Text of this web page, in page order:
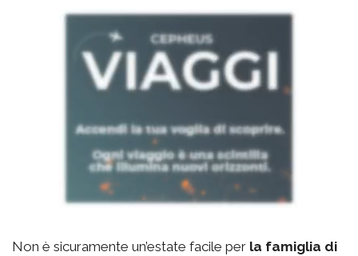
Non è sicuramente un’estate facile per la famiglia di